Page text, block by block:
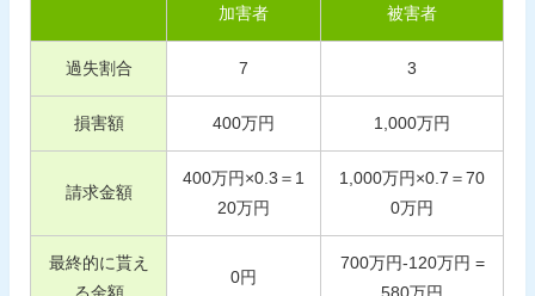
加害者 被害者
過失割合 7 3
損害額 400万円 1,000万円
請求金額
400万円×0.3 ＝ 1
20万円
1,000万円×0.7 ＝70
0万円
最終的に貰え
0円
700万円-120万円 =